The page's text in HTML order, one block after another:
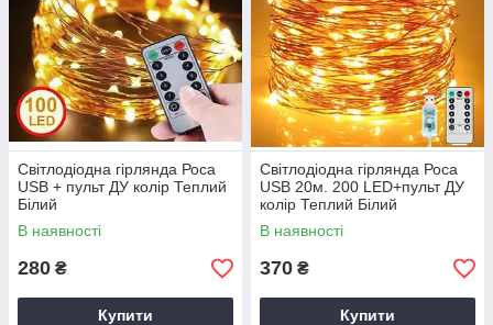
Світлодіодна гірлянда Роса
USB + пульт ДУ колір Теплий
Білий
В наявності
280 ₴
Купити
Світлодіодна гірлянда Роса
USB 20м. 200 LED+пульт ДУ
колір Теплий Білий
В наявності
370 ₴
Купити